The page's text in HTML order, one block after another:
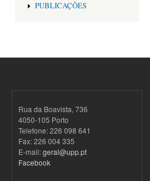
PUBLICAÇÕES
Rua da Boavista, 736
4050-105 Porto
Telefone: 226 098 641
Fax: 226 004 335
E-mail:geral@upp.pt
Facebook